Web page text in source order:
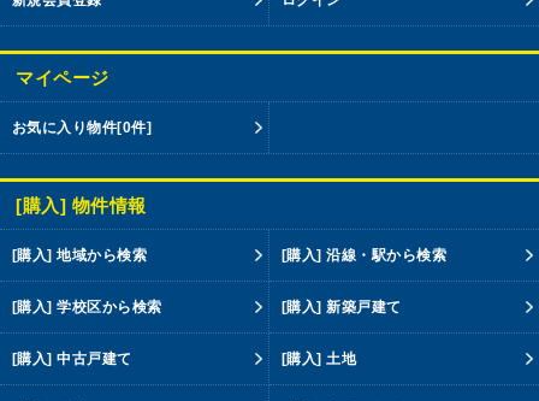
マイページ
お気に入り物件[0件]
[購入] 物件情報
[購入] 地域から検索 [購入] 沿線・駅から検索
[購入] 学校区から検索 [購入] 新築戸建て
[購入] 中古戸建て [購入] 土地